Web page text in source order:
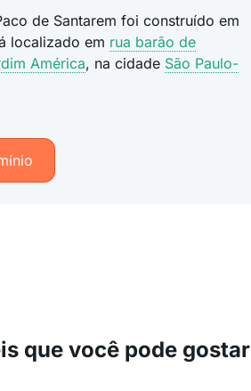
de Santarem foi construído em
localizado em rua barão de
América, na cidade São Paulo-
que você pode gostar